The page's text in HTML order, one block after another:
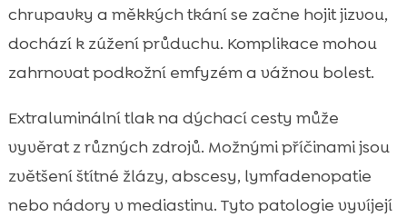
chrupavky a měkkých tkání se začne hojit jizvou,
dochází k zúžení průduchu. Komplikace mohou
zahrnovat podkožní emfyzém a vážnou bolest.
Extraluminální tlak na dýchací cesty může
vyvěrat z různých zdrojů. Možnými příčinami jsou
zvětšení štítné žlázy, abscesy, lymfadenopatie
nebo nádory v mediastinu. Tyto patologie vyvíjejí